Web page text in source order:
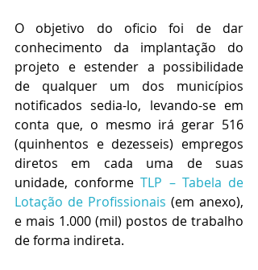
O objetivo do oficio foi de dar
conhecimento da implantação do
projeto e estender a possibilidade
de qualquer um dos municípios
notificados sedia-lo, levando-se em
conta que, o mesmo irá gerar 516
(quinhentos e dezesseis) empregos
diretos em cada uma de suas
unidade, conforme TLP – Tabela de
Lotação de Profissionais (em anexo),
e mais 1.000 (mil) postos de trabalho
de forma indireta.